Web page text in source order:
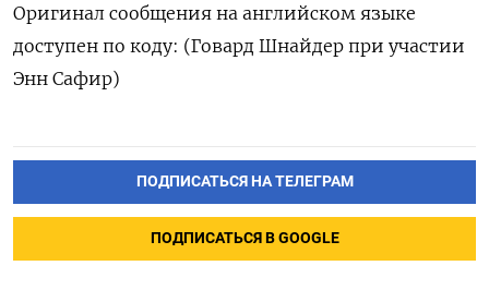
Оригинал сообщения на английском языке
доступен по коду: (Говард Шнайдер при участии
Энн Сафир)
ПОДПИСАТЬСЯ НА ТЕЛЕГРАМ
ПОДПИСАТЬСЯ В GOOGLE